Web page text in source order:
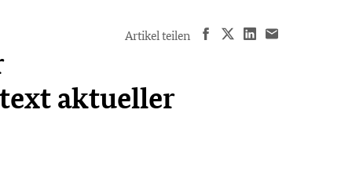
Artikel teilen
aktueller